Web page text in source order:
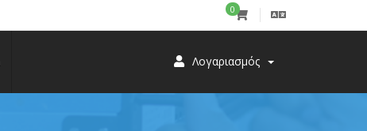
0
Λογαριασμός